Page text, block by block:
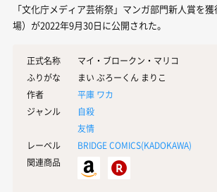
「文化庁メディア芸術祭」マンガ部門新人賞を
場）が2022年9月30日に公開された。
正式名称
マイ・ブロークン・マリコ
ふりがな
まい ぶろーくん まりこ
作者
平庫 ワカ
ジャンル
自殺
友情
レーベル
BRIDGE COMICS(KADOKAWA)
関連商品